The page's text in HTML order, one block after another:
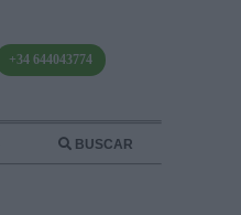
+34 644043774
BUSCAR